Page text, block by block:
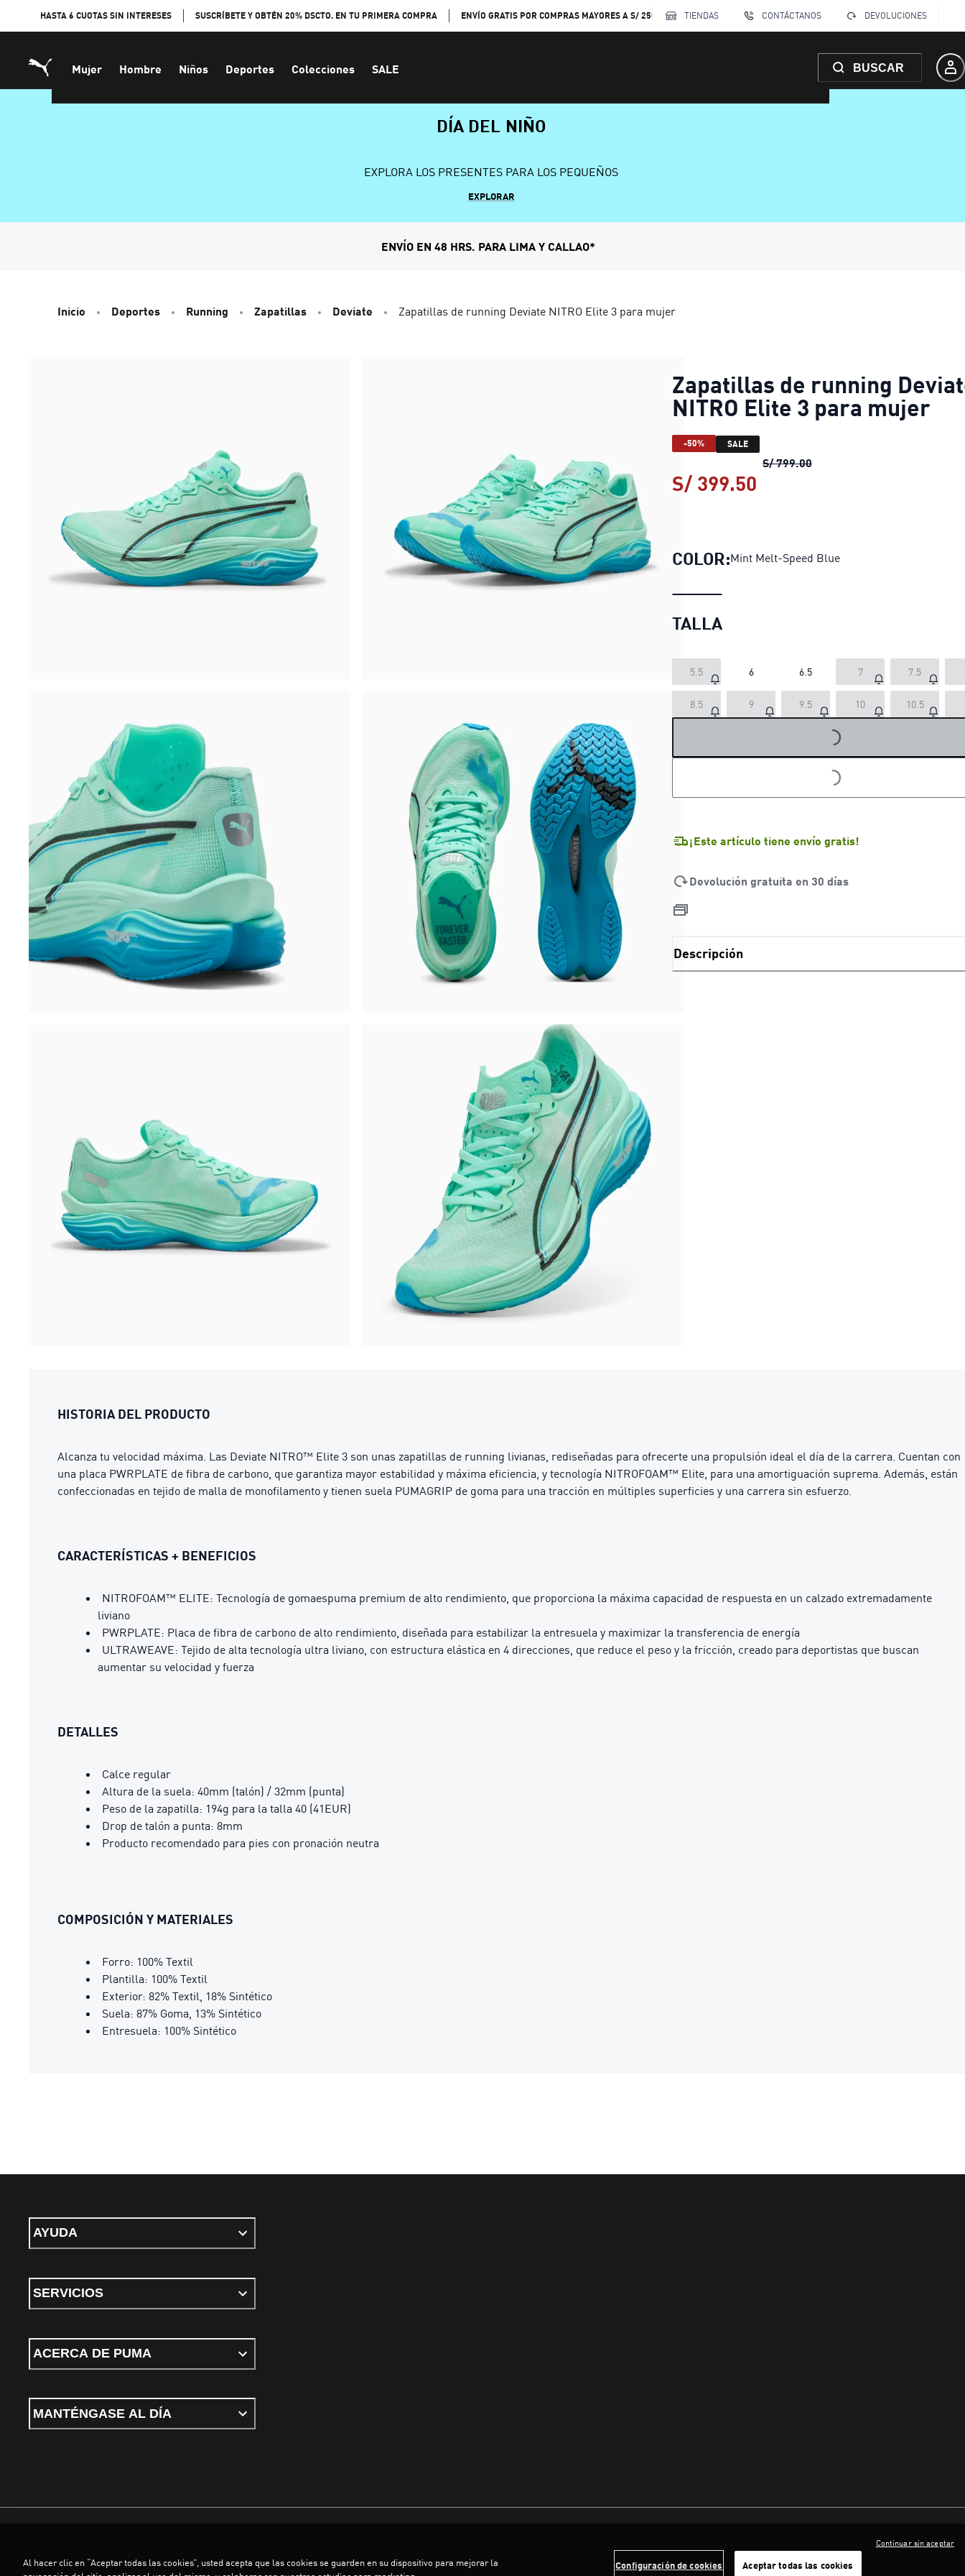
HASTA 6 CUOTAS SIN INTERESES SUSCRÍBETE Y OBTÉN 20% DSCTO. EN TU PRIMERA COMPRA ENVÍO GRATIS POR COMPRAS MAYORES A S/ 250 TIENDAS CONTÁCTANOS DEVOLUCIONES
Mujer Hombre Niños Deportes Colecciones SALE BUSCAR
DÍA DEL NIÑO
EXPLORA LOS PRESENTES PARA LOS PEQUEÑOS
EXPLORAR
ENVÍO EN 48 HRS. PARA LIMA Y CALLAO*
Inicio Deportes Running Zapatillas Deviate Zapatillas de running Deviate NITRO Elite 3 para mujer
Zapatillas de running
NITRO Elite 3 para mujer
-50% SALE
S/ 799.00Zapatillas de running
S/ 399.50
COLOR:Mint Melt-Speed Blue
TALLA
5.5 6 6.5 7 7.5
8.5 9 9.5 10 10.5
LOADING...
LOADING...
¡Este artículo tiene envío gratis!
Devolución gratuita en 30 días
Descripción
HISTORIA DEL PRODUCTO
Alcanza tu velocidad máxima. Las Deviate NITRO™ Elite 3 son unas zapatillas de running livianas, rediseñadas para ofrecerte una propulsión ideal el día de la carrera. Cuentan con
una placa PWRPLATE de fibra de carbono, que garantiza mayor estabilidad y máxima eficiencia, y tecnología NITROFOAM™ Elite, para una amortiguación suprema. Además, están
confeccionadas en tejido de malla de monofilamento y tienen suela PUMAGRIP de goma para una tracción en múltiples superficies y una carrera sin esfuerzo.
CARACTERÍSTICAS + BENEFICIOS
NITROFOAM™ ELITE: Tecnología de gomaespuma premium de alto rendimiento, que proporciona la máxima capacidad de respuesta en un calzado extremadamente
liviano
PWRPLATE: Placa de fibra de carbono de alto rendimiento, diseñada para estabilizar la entresuela y maximizar la transferencia de energía
ULTRAWEAVE: Tejido de alta tecnología ultra liviano, con estructura elástica en 4 direcciones, que reduce el peso y la fricción, creado para deportistas que buscan
aumentar su velocidad y fuerza
DETALLES
Calce regular
Altura de la suela: 40mm (talón) / 32mm (punta)
Peso de la zapatilla: 194g para la talla 40 (41EUR)
Drop de talón a punta: 8mm
Producto recomendado para pies con pronación neutra
COMPOSICIÓN Y MATERIALES
Forro: 100% Textil
Plantilla: 100% Textil
Exterior: 82% Textil, 18% Sintético
Suela: 87% Goma, 13% Sintético
Entresuela: 100% Sintético
AYUDA
SERVICIOS
ACERCA DE PUMA
MANTÉNGASE AL DÍA
©PUMA, 2026. Todos los derechos reservados
Al hacer clic en “Aceptar todas las cookies”, usted acepta que las cookies se guarden en su dispositivo para mejorar la
Configuración de cookies Aceptar todas las cookies
Continuar sin aceptar